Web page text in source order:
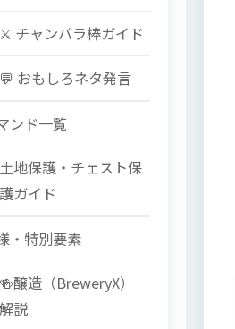
⚔️ チャンバラ棒ガイド
💬 おもしろネタ発言
ンド一覧
土地保護・チェスト保
護ガイド
・特別要素
🍻醸造（BreweryX）
解説